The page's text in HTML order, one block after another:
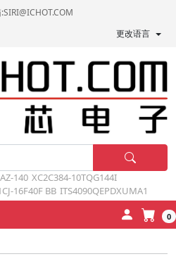
更改语言
140 XC2C384-10TQG144I
16F40F BB ITS4090QEPDXUMA1
0